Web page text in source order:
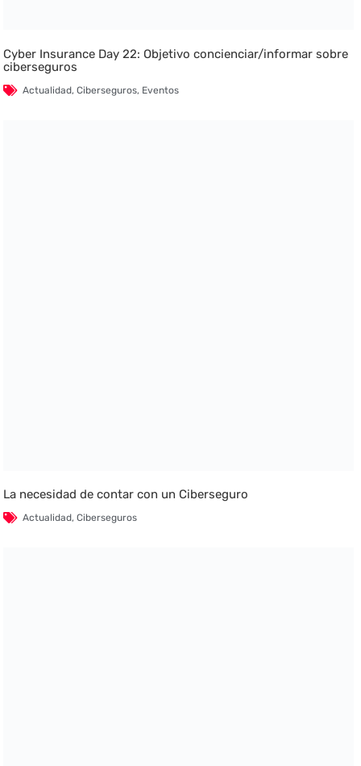
Cyber Insurance Day 22: Objetivo concienciar/informar sobre
ciberseguros
Actualidad,Ciberseguros, Eventos
La necesidad de contar con un Ciberseguro
Actualidad,Ciberseguros